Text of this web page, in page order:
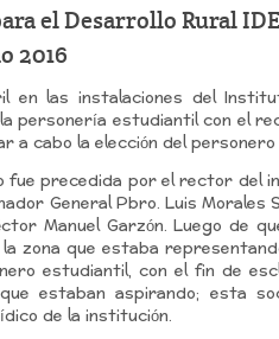
el Desarrollo Rural
2016
en las instalaciones del
personería estudiantil con el
a cabo la elección del
fue precedida por el rector del
General Pbro. Luis Morales
Manuel Garzón. Luego de
zona que estaba
estudiantil, con el fin de
estaban aspirando; esta
de la institución.